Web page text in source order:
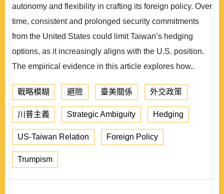
autonomy and flexibility in crafting its foreign policy. Over
time, consistent and prolonged security commitments
from the United States could limit Taiwan’s hedging
options, as it increasingly aligns with the U.S. position.
The empirical evidence in this article explores how..
戰略模糊 避險 臺美關係 外交政策
川普主義 Strategic Ambiguity Hedging
US-Taiwan Relation Foreign Policy
Trumpism